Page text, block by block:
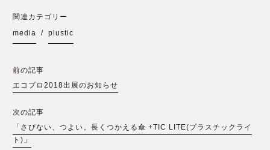
関連カテゴリー
media / plustic
前の記事
エコプロ2018出展のお知らせ
次の記事
「さびない、つよい。長くつかえる傘 +TIC LITE(プラスチックライ
ト)」